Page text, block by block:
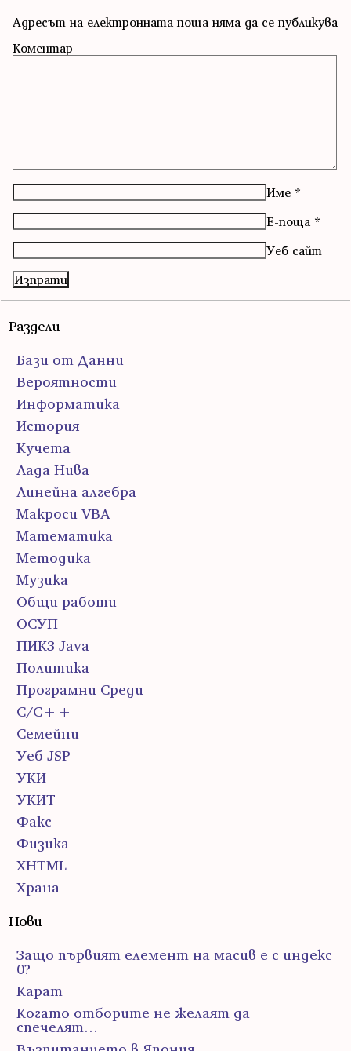
Адресът на електронната поща няма да се публикува
Коментар
Име *
Е-поща *
Уеб сайт
Раздели
Бази от Данни
Вероятности
Информатика
История
Кучета
Лада Нива
Линейна алгебра
Макроси VBA
Математика
Методика
Музика
Общи работи
ОСУП
ПИК3 Java
Политика
Програмни Среди
С/С++
Семейни
Уеб JSP
УКИ
УКИТ
Факс
Физика
ХHTML
Храна
Нови
Защо първият елемент на масив е с индекс
0?
Карат
Когато отборите не желаят да
спечелят…